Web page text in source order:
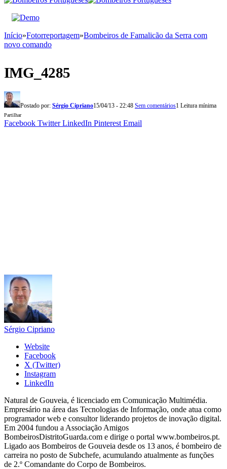
Início»Fotorreportagem»Bombeiros de Famalicão da Serra com
novo comando
IMG_4285
Postado por: Sérgio Cipriano15/04/13 - 22:48 Sem comentários1 Leitura mínima
Partilhar
Facebook Twitter LinkedIn Pinterest Email
Sérgio Cipriano
Website
Facebook
X (Twitter)
Instagram
LinkedIn
Natural de Gouveia, é licenciado em Comunicação Multimédia.
Empresário na área das Tecnologias de Informação, onde atua como
programador web e consultor liderando projetos de inovação digital.
Em 2004 fundou a Associação Amigos
BombeirosDistritoGuarda.com e dirige o portal www.bombeiros.pt.
Ligado aos Bombeiros de Gouveia desde os 13 anos, é bombeiro de
carreira no posto de Subchefe, acumulando atualmente as funções
de 2.º Comandante do Corpo de Bombeiros.